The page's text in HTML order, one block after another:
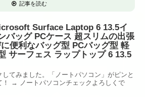
記事を読む
Surface Laptop 6 13.5イ
バッグ PCケース 超スリムの出張
便利なバッグ型 PCバッグ型 軽
サーフェス ラップトップ 6 13.5
てみました。「ノートパソコン」がピンと
！ → ノートパソコンチェックよろしくで